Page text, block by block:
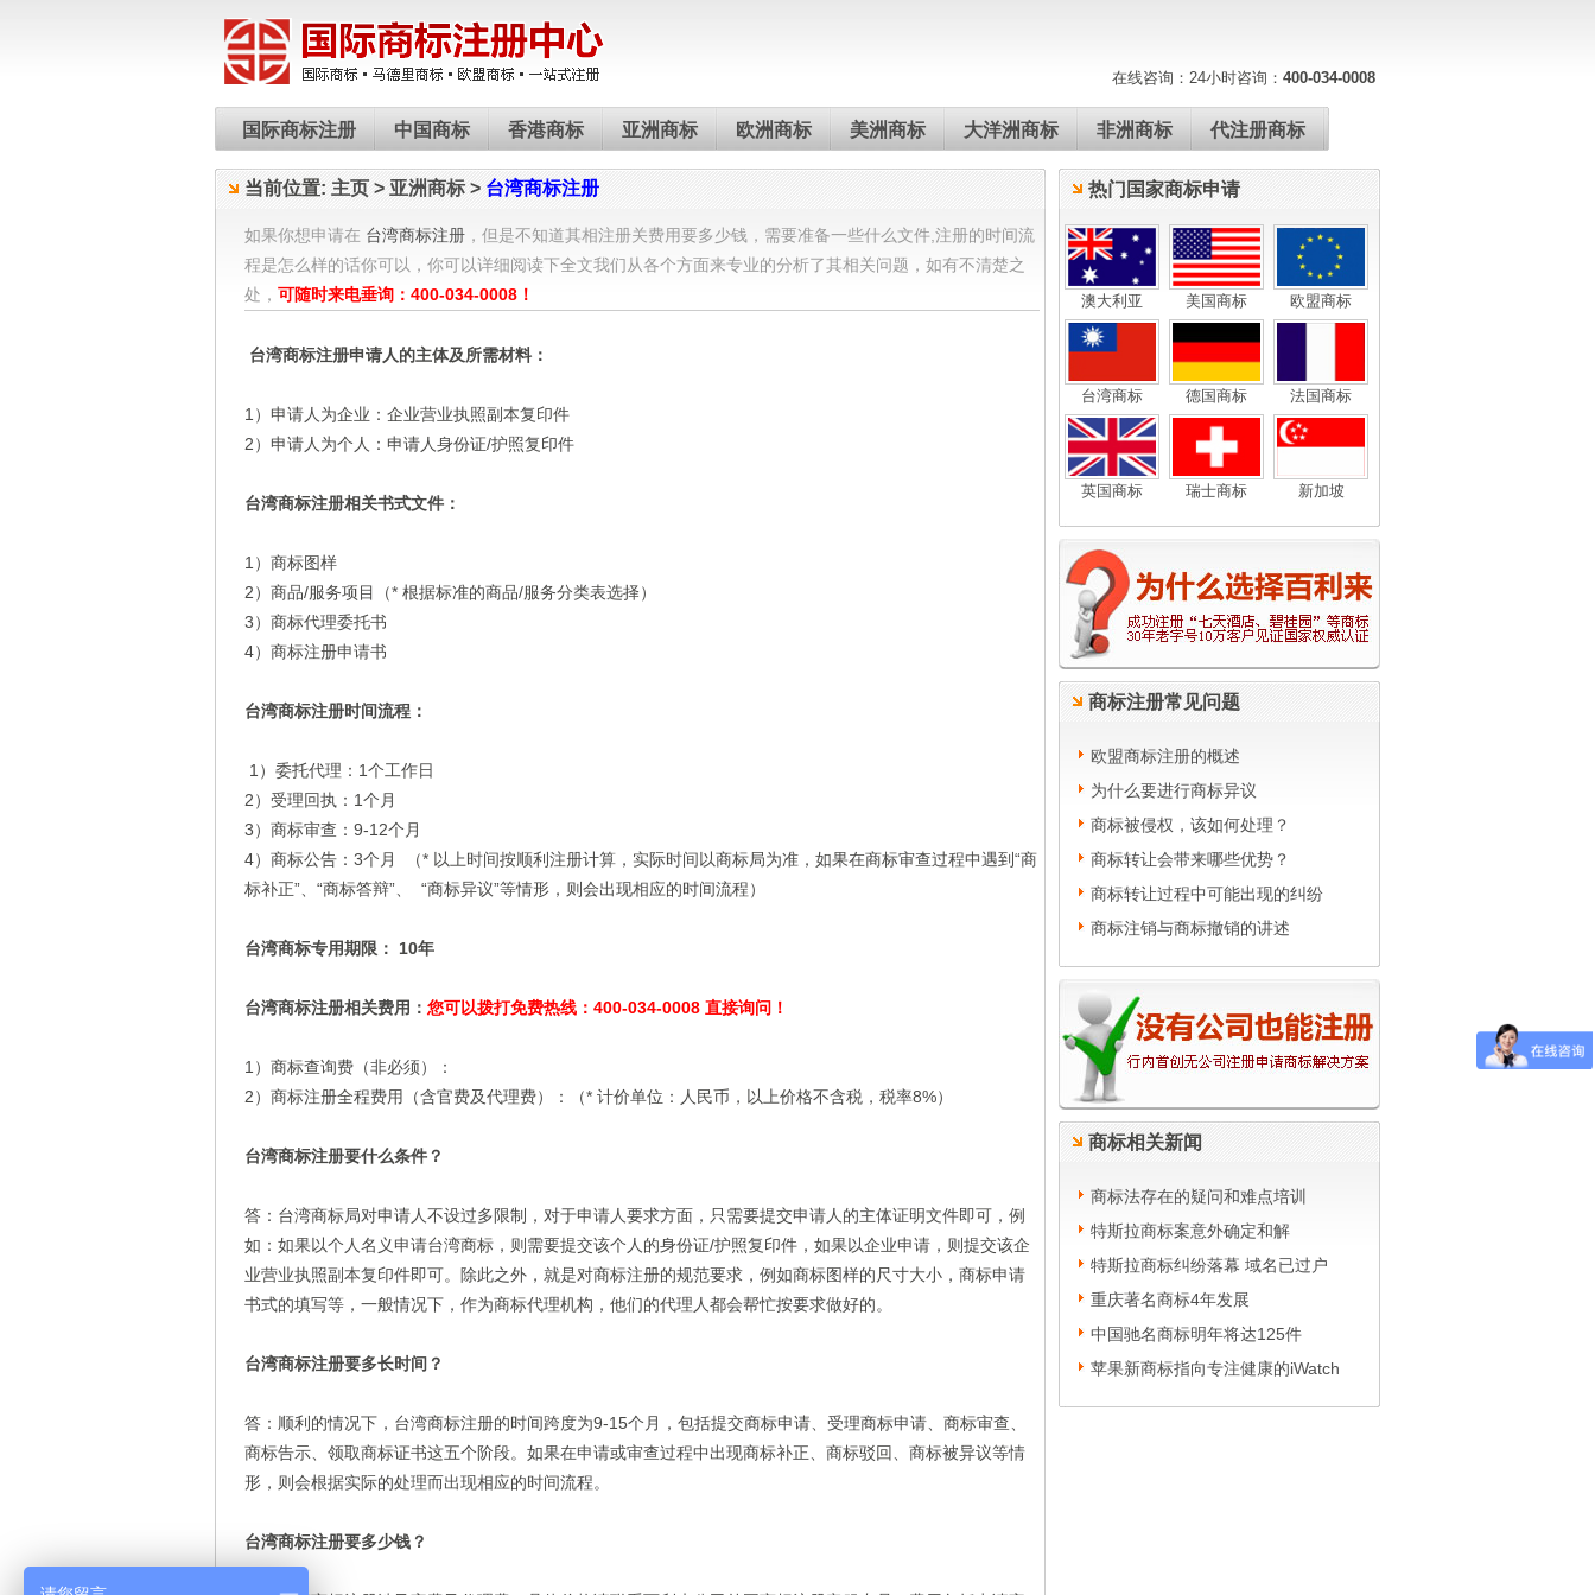
在线咨询： 24小时咨询： 400-034-0008
国际商标注册 中国商标 香港商标 亚洲商标 欧洲商标 美洲商标 大洋洲商标 非洲商标 代注册商标
当前位置: 主页 > 亚洲商标> 台湾商标注册
如果你想申请在 台湾商标注册 ，但是不知道其相注册关费用要多少钱，需要准备一些什么文件,注册的时间流
程是怎么样的话你可以，你可以详细阅读下全文我们从各个方面来专业的分析了其相关问题，如有不清楚之
处， 可随时来电垂询：400-034-0008！
台湾商标注册申请人的主体及所需材料：
1）申请人为企业：企业营业执照副本复印件
2）申请人为个人：申请人身份证/护照复印件
台湾商标注册相关书式文件：
1）商标图样
2）商品/服务项目（* 根据标准的商品/服务分类表选择）
3）商标代理委托书
4）商标注册申请书
台湾商标注册时间流程：
1）委托代理：1个工作日
2）受理回执：1个月
3）商标审查：9-12个月
4）商标公告：3个月 （* 以上时间按顺利注册计算，实际时间以商标局为准，如果在商标审查过程中遇到“商
标补正”、“商标答辩”、 “商标异议”等情形，则会出现相应的时间流程）
台湾商标专用期限： 10年
台湾商标注册相关费用： 您可以拨打免费热线：400-034-0008 直接询问！
1）商标查询费（非必须）：
2）商标注册全程费用（含官费及代理费）：（* 计价单位：人民币，以上价格不含税，税率8%）
台湾商标注册要什么条件？
答：台湾商标局对申请人不设过多限制，对于申请人要求方面，只需要提交申请人的主体证明文件即可，例
如：如果以个人名义申请台湾商标，则需要提交该个人的身份证/护照复印件，如果以企业申请，则提交该企
业营业执照副本复印件即可。除此之外，就是对商标注册的规范要求，例如商标图样的尺寸大小，商标申请
书式的填写等，一般情况下，作为商标代理机构，他们的代理人都会帮忙按要求做好的。
台湾商标注册要多长时间？
答：顺利的情况下，台湾商标注册的时间跨度为9-15个月，包括提交商标申请、受理商标申请、商标审查、
商标告示、领取商标证书这五个阶段。如果在申请或审查过程中出现商标补正、商标驳回、商标被异议等情
形，则会根据实际的处理而出现相应的时间流程。
台湾商标注册要多少钱？
热门国家商标申请
澳大利亚 美国商标 欧盟商标
台湾商标 德国商标 法国商标
英国商标 瑞士商标 新加坡
商标注册常见问题
欧盟商标注册的概述
为什么要进行商标异议
商标被侵权，该如何处理？
商标转让会带来哪些优势？
商标转让过程中可能出现的纠纷
商标注销与商标撤销的讲述
商标相关新闻
商标法存在的疑问和难点培训
特斯拉商标案意外确定和解
特斯拉商标纠纷落幕 域名已过户
重庆著名商标4年发展
中国驰名商标明年将达125件
苹果新商标指向专注健康的iWatch